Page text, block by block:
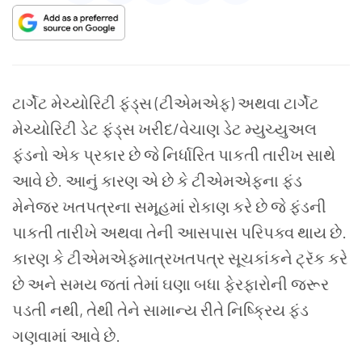
ટાર્ગેટ મેચ્યોરિટી ફંડ્સ (ટીએમએફ) અથવા ટાર્ગેટ
મેચ્યોરિટી ડેટ ફંડ્સ ખરીદ/વેચાણ ડેટ મ્યુચ્યુઅલ
ફંડનો એક પ્રકાર છે જે નિર્ધારિત પાકતી તારીખ સાથે
આવે છે. આનું કારણ એ છે કે ટીએમએફના ફંડ
મેનેજર ખતપત્રના સમૂહમાં રોકાણ કરે છે જે ફંડની
પાકતી તારીખે અથવા તેની આસપાસ પરિપક્વ થાય છે.
કારણ કે ટીએમએફમાત્રખતપત્ર સૂચકાંકને ટ્રૅક કરે
છે અને સમય જતાં તેમાં ઘણા બધા ફેરફારોની જરૂર
પડતી નથી, તેથી તેને સામાન્ય રીતે નિષ્ક્રિય ફંડ
ગણવામાં આવે છે.